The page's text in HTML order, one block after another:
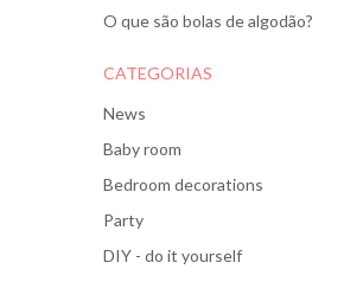
O que são bolas de algodão?
CATEGORIAS
News
Baby room
Bedroom decorations
Party
DIY - do it yourself